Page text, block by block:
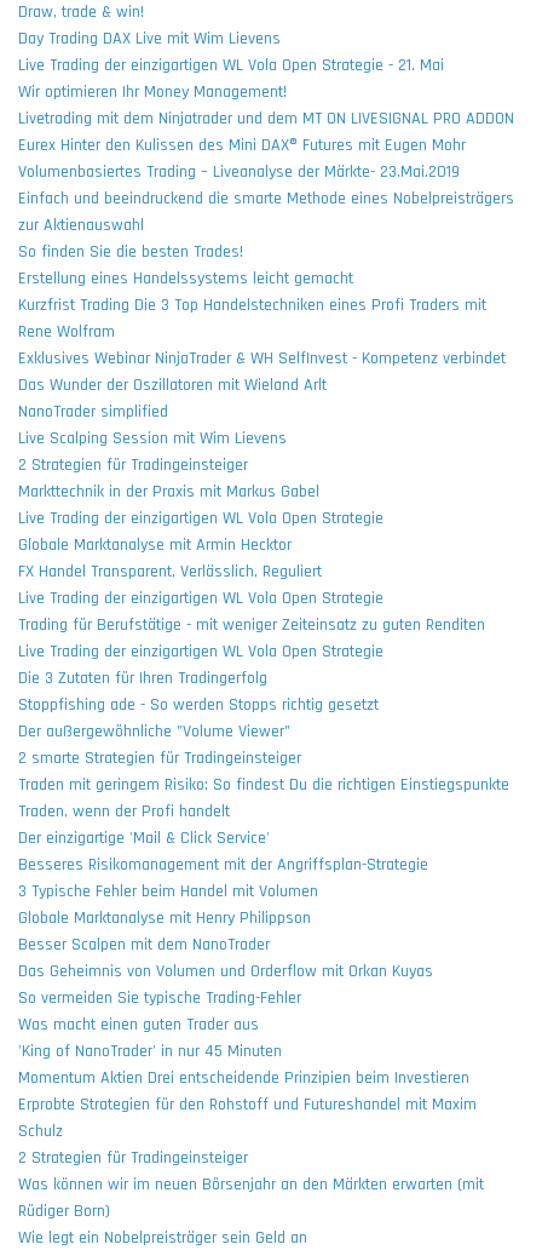
Draw, trade & win!
Day Trading DAX Live mit Wim Lievens
Live Trading der einzigartigen WL Vola Open Strategie - 21. Mai
Wir optimieren Ihr Money Management!
Livetrading mit dem Ninjatrader und dem MT ON LIVESIGNAL PRO ADDON
Eurex Hinter den Kulissen des Mini DAX® Futures mit Eugen Mohr
Volumenbasiertes Trading – Liveanalyse der Märkte- 23.Mai.2019
Einfach und beeindruckend die smarte Methode eines Nobelpreisträgers
zur Aktienauswahl
So finden Sie die besten Trades!
Erstellung eines Handelssystems leicht gemacht
Kurzfrist Trading Die 3 Top Handelstechniken eines Profi Traders mit
Rene Wolfram
Exklusives Webinar NinjaTrader & WH SelfInvest - Kompetenz verbindet
Das Wunder der Oszillatoren mit Wieland Arlt
NanoTrader simplified
Live Scalping Session mit Wim Lievens
2 Strategien für Tradingeinsteiger
Markttechnik in der Praxis mit Markus Gabel
Live Trading der einzigartigen WL Vola Open Strategie
Globale Marktanalyse mit Armin Hecktor
FX Handel Transparent, Verlässlich, Reguliert
Live Trading der einzigartigen WL Vola Open Strategie
Trading für Berufstätige - mit weniger Zeiteinsatz zu guten Renditen
Live Trading der einzigartigen WL Vola Open Strategie
Die 3 Zutaten für Ihren Tradingerfolg
Stoppfishing ade - So werden Stopps richtig gesetzt
Der außergewöhnliche "Volume Viewer"
2 smarte Strategien für Tradingeinsteiger
Traden mit geringem Risiko: So findest Du die richtigen Einstiegspunkte
Traden, wenn der Profi handelt
Der einzigartige 'Mail & Click Service'
Besseres Risikomanagement mit der Angriffsplan-Strategie
3 Typische Fehler beim Handel mit Volumen
Globale Marktanalyse mit Henry Philippson
Besser Scalpen mit dem NanoTrader
Das Geheimnis von Volumen und Orderflow mit Orkan Kuyas
So vermeiden Sie typische Trading-Fehler
Was macht einen guten Trader aus
'King of NanoTrader' in nur 45 Minuten
Momentum Aktien Drei entscheidende Prinzipien beim Investieren
Erprobte Strategien für den Rohstoff und Futureshandel mit Maxim
Schulz
2 Strategien für Tradingeinsteiger
Was können wir im neuen Börsenjahr an den Märkten erwarten (mit
Rüdiger Born)
Wie legt ein Nobelpreisträger sein Geld an